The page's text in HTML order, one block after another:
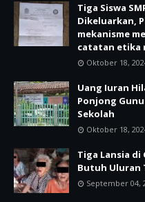
Tiga Siswa
Dikeluarkan,
mekanisme
catatan etika
Oktober 18,
Uang Iuran
Ponjong
Sekolah
Oktober 18,
Tiga Lansia
Butuh Uluran
September 04,